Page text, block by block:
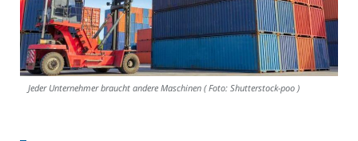
Jeder Unternehmer braucht andere Maschinen ( Foto: Shutterstock-poo )